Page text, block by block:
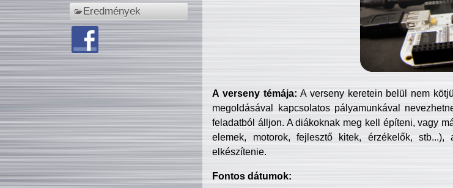
Eredmények
A verseny témája: A verseny keretein belül nem
megoldásával kapcsolatos pályamunkával
feladatból álljon. A diákoknak meg kell építeni, vagy
elemek, motorok, fejlesztő kitek, érzékelők,
elkészítenie.
Fontos dátumok: